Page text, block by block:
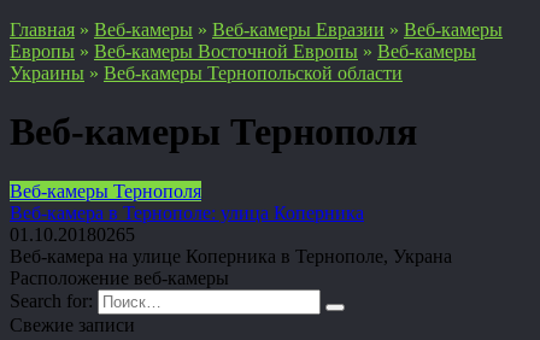
Главная » Веб-камеры » Веб-камеры Евразии » Веб-камеры
Европы » Веб-камеры Восточной Европы » Веб-камеры
Украины » Веб-камеры Тернопольской области
Веб-камеры Тернополя
Веб-камеры Тернополя
Веб-камера в Тернополе: улица Коперника
01.10.20180265
Веб-камера на улице Коперника в Тернополе, Украна
Расположение веб-камеры
Search for:
Свежие записи